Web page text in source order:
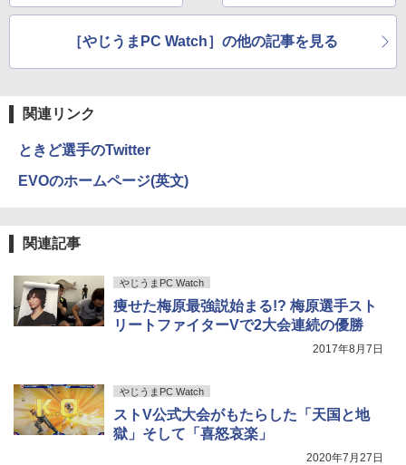
学/WEB会議(ホワイト)
￥1,964
￥3,480
￥250
コカ・コーラ やかんの麦茶 from 爽健美茶 ラ
ベルレス 650mlPET×24本
スーパーの裏でヤニ吸うふたり 9巻 (デジタル
版ビッグガンガンコミックス)
自給自足を実験
［やじうまPC Watch］の他の記事を見る
関連リンク
ときど選手のTwitter
EVOのホームページ(英文)
関連記事
やじうまPC Watch
痩せた梅原最強説始まる!? 梅原選手スト
リートファイターVで2大会連続の優勝
2017年8月7日
やじうまPC Watch
ストV公式大会がもたらした「天国と地
獄」そして「喜怒哀楽」
2020年7月27日